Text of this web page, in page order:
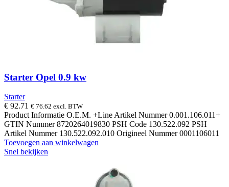
Starter Opel 0.9 kw
Starter
€ 92.71 € 76.62 excl. BTW
Product Informatie O.E.M. +Line Artikel Nummer 0.001.106.011+
GTIN Nummer 8720264019830 PSH Code 130.522.092 PSH
Artikel Nummer 130.522.092.010 Origineel Nummer 0001106011
Toevoegen aan winkelwagen
Snel bekijken